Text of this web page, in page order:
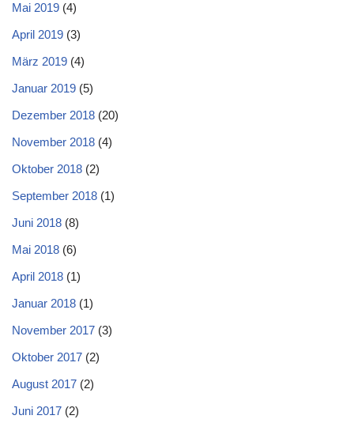
Mai 2019 (4)
April 2019 (3)
März 2019 (4)
Januar 2019 (5)
Dezember 2018 (20)
November 2018 (4)
Oktober 2018 (2)
September 2018 (1)
Juni 2018 (8)
Mai 2018 (6)
April 2018 (1)
Januar 2018 (1)
November 2017 (3)
Oktober 2017 (2)
August 2017 (2)
Juni 2017 (2)